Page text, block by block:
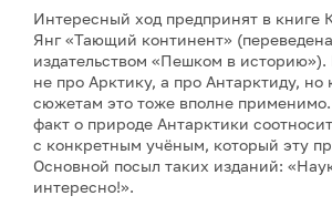
Интересный ход предпринят в книге
Янг «Тающий континент»
издательством «Пешком в историю»).
не про Арктику, а про Антарктиду, но
сюжетам это тоже вполне
факт о природе Антарктики
с конкретным учёным, который эту
Основной посыл таких изданий:
интересно!».